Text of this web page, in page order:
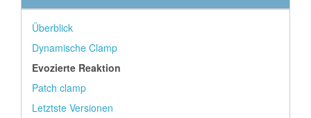
Überblick
Dynamische Clamp
Evozierte Reaktion
Patch clamp
Letztste Versionen